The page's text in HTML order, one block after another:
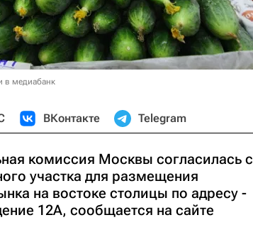
в медиабанк
ВКонтакте Telegram
комиссия Москвы согласилась с
участка для размещения
на востоке столицы по адресу -
12А, сообщается на сайте